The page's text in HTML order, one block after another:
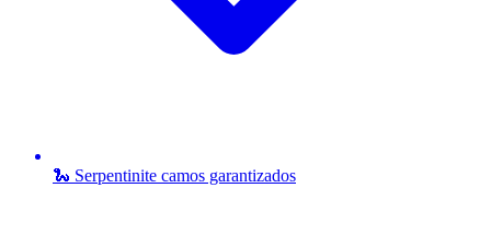
🐍 Serpentinite camos garantizados